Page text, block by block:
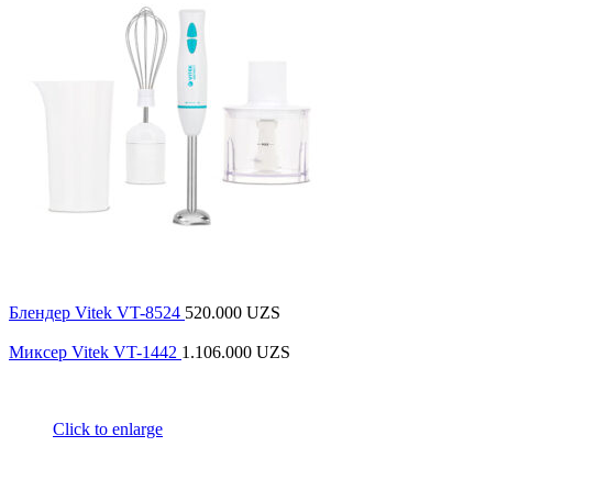
Блендер Vitek VT-8524 520.000 UZS
Миксер Vitek VT-1442 1.106.000 UZS
Click to enlarge